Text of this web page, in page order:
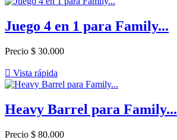
Juego 4 en 1 para Family...
Precio $ 30.000
 Vista rápida
Heavy Barrel para Family...
Precio $ 80.000